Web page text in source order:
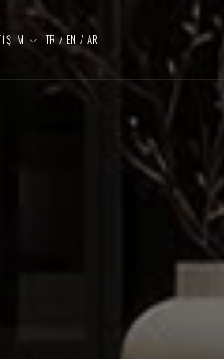
TR / EN / AR